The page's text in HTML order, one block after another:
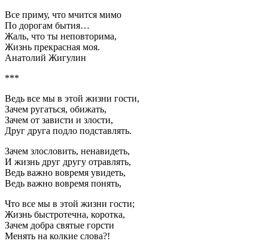
Все приму, что мчится мимо
По дорогам бытия…
Жаль, что ты неповторима,
Жизнь прекрасная моя.
Анатолий Жигулин
***
Ведь все мы в этой жизни гости,
Зачем ругаться, обижать,
Зачем от зависти и злости,
Друг друга подло подставлять.
Зачем злословить, ненавидеть,
И жизнь друг другу отравлять,
Ведь важно вовремя увидеть,
Ведь важно вовремя понять,
Что все мы в этой жизни гости;
Жизнь быстротечна, коротка,
Зачем добра святые горсти
Менять на колкие слова?!